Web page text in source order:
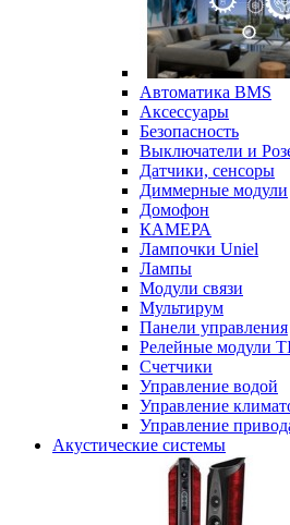
Автоматика BMS
Аксессуары
Безопасность
Выключатели и
Датчики, сенсоры
Диммерные модули
Домофон
КАМЕРА
Лампочки Uniel
Лампы
Модули связи
Мультирум
Панели управления
Релейные модули
Счетчики
Управление водой
Управление
Управление
Акустические системы